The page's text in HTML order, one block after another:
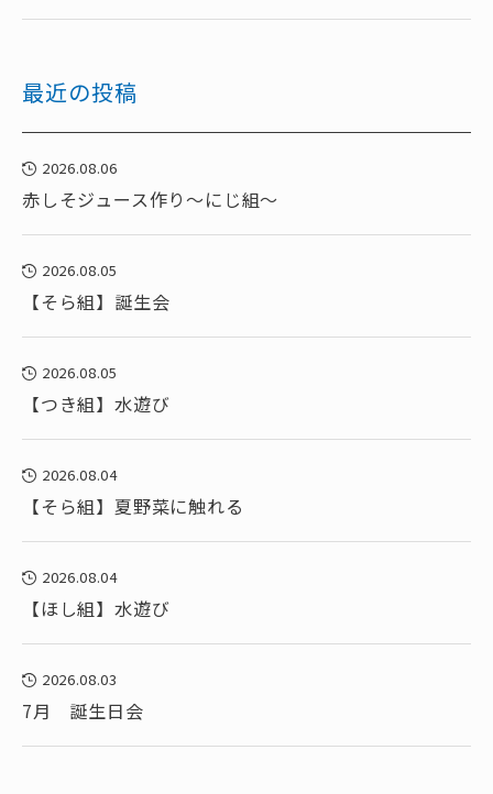
最近の投稿
2026.08.06
赤しそジュース作り～にじ組～
2026.08.05
【そら組】誕生会
2026.08.05
【つき組】水遊び
2026.08.04
【そら組】夏野菜に触れる
2026.08.04
【ほし組】水遊び
2026.08.03
7月 誕生日会